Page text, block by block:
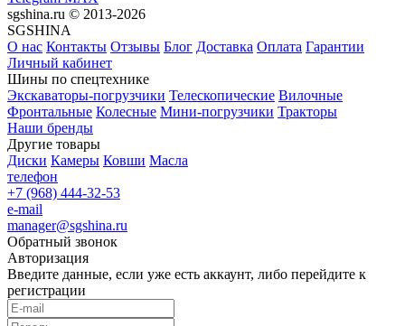
sgshina.ru © 2013-2026
SGSHINA
О нас Контакты Отзывы Блог Доставка Оплата Гарантии
Личный кабинет
Шины по спецтехнике
Экскаваторы-погрузчики Телескопические Вилочные
Фронтальные Колесные Мини-погрузчики Тракторы
Наши бренды
Другие товары
Диски Камеры Ковши Масла
телефон
+7 (968) 444-32-53
e-mail
manager@sgshina.ru
Обратный звонок
Авторизация
Введите данные, если уже есть аккаунт, либо перейдите к
регистрации